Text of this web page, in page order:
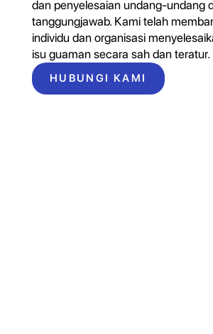
dan penyelesaian undang-undang
tanggungjawab. Kami telah
individu dan organisasi
isu guaman secara sah dan teratur.
HUBUNGI KAMI